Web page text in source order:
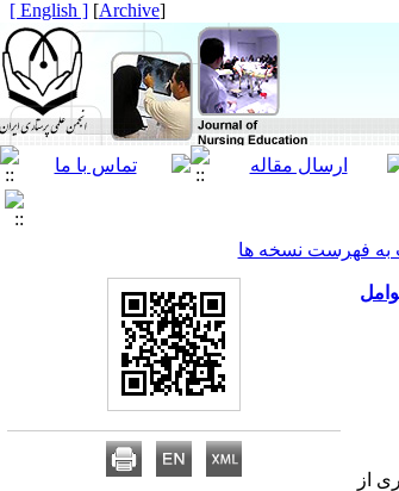
[
Archive
]
[ English ]
فهرست نسخه ها
نسبت به راه های پیشگیری انتقال بیماری کووید -19 و عوامل
از